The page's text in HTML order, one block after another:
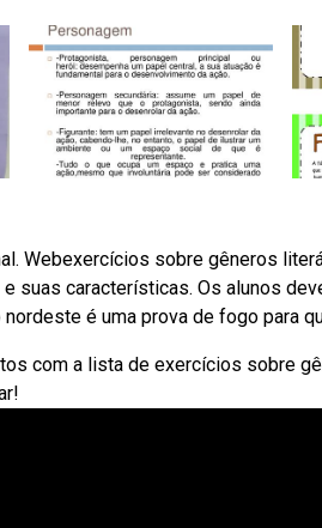
Webexercícios sobre gêneros
suas características. Os alunos
é uma prova de fogo para
com a lista de exercícios sobre